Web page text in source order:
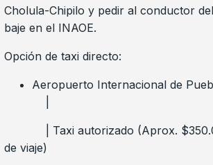
Cholula-Chipilo y pedir al conductor
baje en el INAOE.
Opción de taxi directo:
Aeropuerto Internacional de
| Taxi autorizado (Aprox.
de viaje)